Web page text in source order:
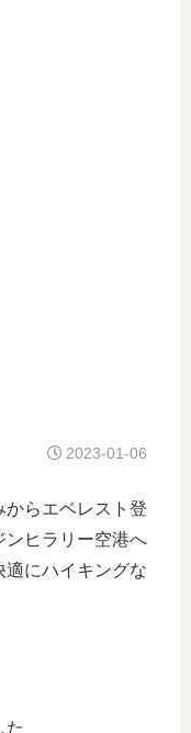
2023-01-06
らエベレスト登
ンヒラリー空港へ
適にハイキングな
た